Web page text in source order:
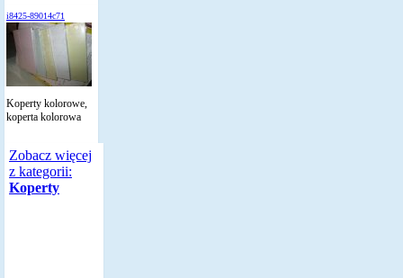
i8425-89014c71
Koperty kolorowe,
koperta kolorowa
Zobacz więcej
z kategorii:
Koperty